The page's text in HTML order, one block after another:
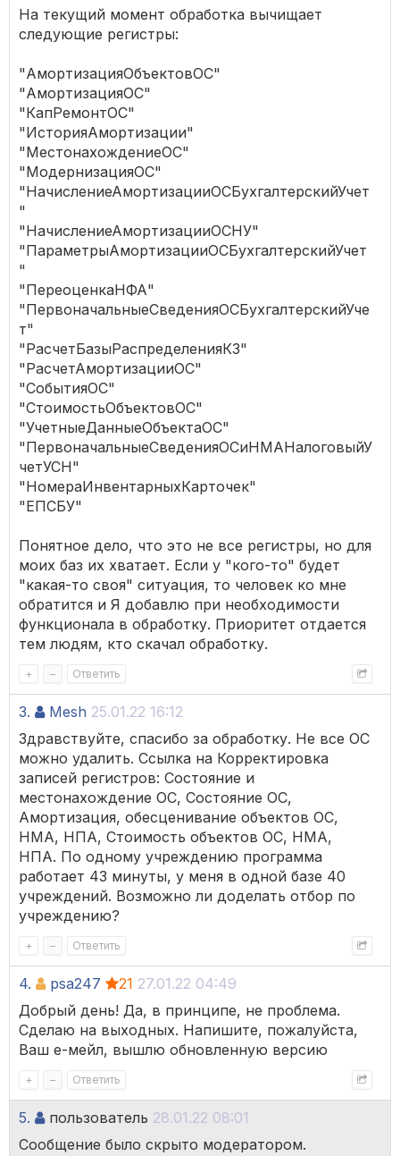
На текущий момент обработка вычищает
следующие регистры:
"АмортизацияОбъектовОС"
"АмортизацияОС"
"КапРемонтОС"
"ИсторияАмортизации"
"МестонахождениеОС"
"МодернизацияОС"
"НачислениеАмортизацииОСБухгалтерскийУчет
"
"НачислениеАмортизацииОСНУ"
"ПараметрыАмортизацииОСБухгалтерскийУчет
"
"ПереоценкаНФА"
"ПервоначальныеСведенияОСБухгалтерскийУче
т"
"РасчетБазыРаспределенияКЗ"
"РасчетАмортизацииОС"
"СобытияОС"
"СтоимостьОбъектовОС"
"УчетныеДанныеОбъектаОС"
"ПервоначальныеСведенияОСиНМАНалоговыйУ
четУСН"
"НомераИнвентарныхКарточек"
"ЕПСБУ"
Понятное дело, что это не все регистры, но для
моих баз их хватает. Если у "кого-то" будет
"какая-то своя" ситуация, то человек ко мне
обратится и Я добавлю при необходимости
функционала в обработку. Приоритет отдается
тем людям, кто скачал обработку.
+ – Ответить
3. Mesh 25.01.22 16:12
Здравствуйте, спасибо за обработку. Не все ОС
можно удалить. Ссылка на Корректировка
записей регистров: Состояние и
местонахождение ОС, Состояние ОС,
Амортизация, обесценивание объектов ОС,
НМА, НПА, Стоимость объектов ОС, НМА,
НПА. По одному учреждению программа
работает 43 минуты, у меня в одной базе 40
учреждений. Возможно ли доделать отбор по
учреждению?
+ – Ответить
4. psa247 21 27.01.22 04:49
Добрый день! Да, в принципе, не проблема.
Сделаю на выходных. Напишите, пожалуйста,
Ваш е-мейл, вышлю обновленную версию
+ – Ответить
5. пользователь 28.01.22 08:01
Сообщение было скрыто модератором.